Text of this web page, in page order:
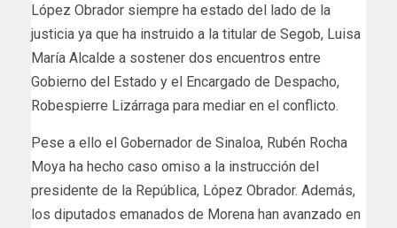
López Obrador siempre ha estado del lado de la
justicia ya que ha instruido a la titular de Segob, Luisa
María Alcalde a sostener dos encuentros entre
Gobierno del Estado y el Encargado de Despacho,
Robespierre Lizárraga para mediar en el conflicto.
Pese a ello el Gobernador de Sinaloa, Rubén Rocha
Moya ha hecho caso omiso a la instrucción del
presidente de la República, López Obrador. Además,
los diputados emanados de Morena han avanzado en